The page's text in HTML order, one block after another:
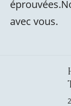
avec vous.